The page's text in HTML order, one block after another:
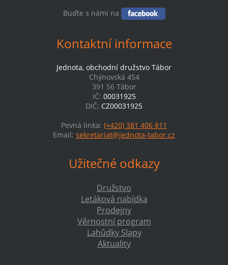
Buďte s námi na
Kontaktní informace
Jednota, obchodní družstvo Tábor
Chýnovská 454
391 56 Tábor
IČ: 00031925
DIČ: CZ00031925
Pevná linka: (+420) 381 406 811
Email: sekretariat@jednota-tabor.cz
Užitečné odkazy
Družstvo
Letáková nabídka
Prodejny
Věrnostní program
Lahůdky Slapy
Aktuality